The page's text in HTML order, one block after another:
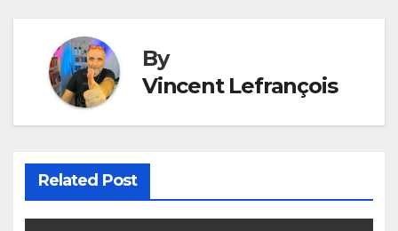
By
Vincent Lefrançois
Related Post